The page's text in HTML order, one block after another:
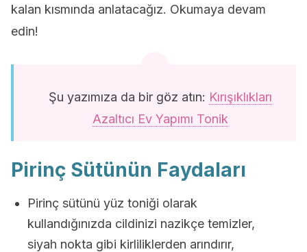
kalan kısmında anlatacağız. Okumaya devam
edin!
Şu yazımıza da bir göz atın: Kırışıklıkları
Azaltıcı Ev Yapımı Tonik
Pirinç Sütünün Faydaları
Pirinç sütünü yüz toniği olarak
kullandığınızda cildinizi nazikçe temizler,
siyah nokta gibi kirliliklerden arındırır,